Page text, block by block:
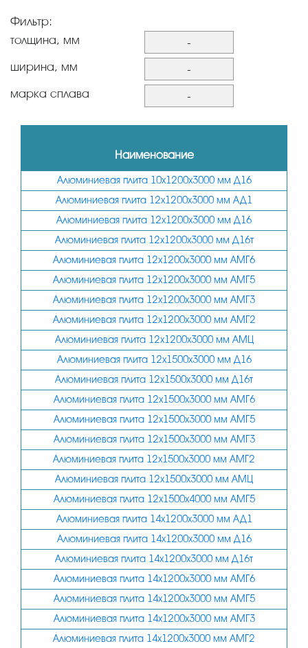
Фильтр:
толщина, мм
-
12
16
18
20
22
25
28
30
32
35
38
40
45
50
55
60
65
70
75
80
85
90
ширина, мм
-
марка сплава
-
АМГ5
АМГ6
АМЦ
Д16
Д16т
Наименование
Алюминиевая плита 10х1200х3000 мм Д16
Алюминиевая плита 12х1200х3000 мм АД1
Алюминиевая плита 12х1200х3000 мм Д16
Алюминиевая плита 12х1200х3000 мм Д16т
Алюминиевая плита 12х1200х3000 мм АМГ6
Алюминиевая плита 12х1200х3000 мм АМГ5
Алюминиевая плита 12х1200х3000 мм АМГ3
Алюминиевая плита 12х1200х3000 мм АМГ2
Алюминиевая плита 12х1200х3000 мм АМЦ
Алюминиевая плита 12х1500х3000 мм Д16
Алюминиевая плита 12х1500х3000 мм Д16т
Алюминиевая плита 12х1500х3000 мм АМГ6
Алюминиевая плита 12х1500х3000 мм АМГ5
Алюминиевая плита 12х1500х3000 мм АМГ3
Алюминиевая плита 12х1500х3000 мм АМГ2
Алюминиевая плита 12х1500х3000 мм АМЦ
Алюминиевая плита 12х1500х4000 мм АМГ5
Алюминиевая плита 14х1200х3000 мм АД1
Алюминиевая плита 14х1200х3000 мм Д16
Алюминиевая плита 14х1200х3000 мм Д16т
Алюминиевая плита 14х1200х3000 мм АМГ6
Алюминиевая плита 14х1200х3000 мм АМГ5
Алюминиевая плита 14х1200х3000 мм АМГ3
Алюминиевая плита 14х1200х3000 мм АМГ2